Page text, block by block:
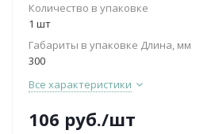
Количество в упаковке
1 шт
Габариты в упаковке Длина, мм
300
Все характеристики
106 руб./шт